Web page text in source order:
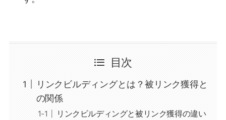
目次
リンクビルディングとは？被リンク獲得と
の関係
リンクビルディングと被リンク獲得の違い